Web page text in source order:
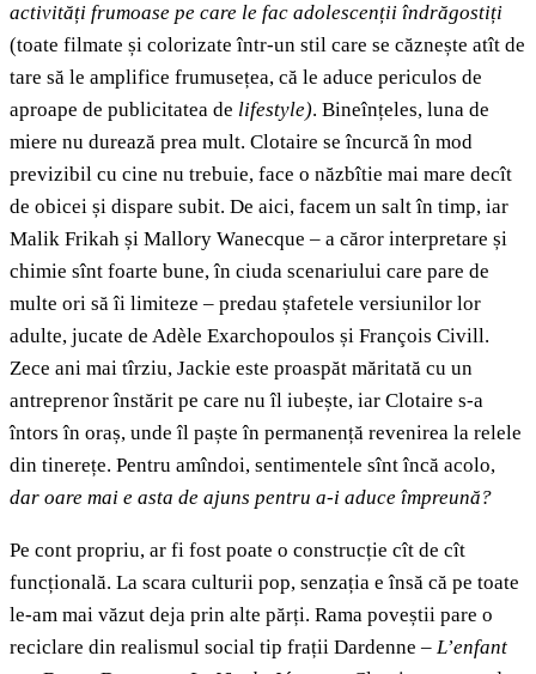
activități frumoase pe care le fac adolescenții îndrăgostiți
(toate filmate și colorizate într-un stil care se căznește atît de
tare să le amplifice frumusețea, că le aduce periculos de
aproape de publicitatea de lifestyle). Bineînțeles, luna de
miere nu durează prea mult. Clotaire se încurcă în mod
previzibil cu cine nu trebuie, face o năzbîtie mai mare decît
de obicei și dispare subit. De aici, facem un salt în timp, iar
Malik Frikah și Mallory Wanecque – a căror interpretare și
chimie sînt foarte bune, în ciuda scenariului care pare de
multe ori să îi limiteze – predau ștafetele versiunilor lor
adulte, jucate de Adèle Exarchopoulos și François Civill.
Zece ani mai tîrziu, Jackie este proaspăt măritată cu un
antreprenor înstărit pe care nu îl iubește, iar Clotaire s-a
întors în oraș, unde îl paște în permanență revenirea la relele
din tinerețe. Pentru amîndoi, sentimentele sînt încă acolo,
dar oare mai e asta de ajuns pentru a-i aduce împreună?
Pe cont propriu, ar fi fost poate o construcție cît de cît
funcțională. La scara culturii pop, senzația e însă că pe toate
le-am mai văzut deja prin alte părți. Rama poveștii pare o
reciclare din realismul social tip frații Dardenne – L’enfant